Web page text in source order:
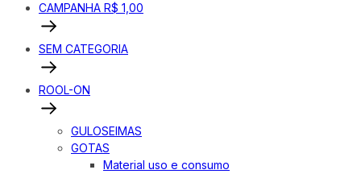
CAMPANHA R$ 1,00
SEM CATEGORIA
ROOL-ON
GULOSEIMAS
GOTAS
Material uso e consumo